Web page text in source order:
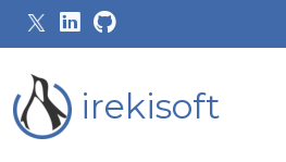
irekisoft